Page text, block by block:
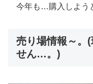
今年も…購入しよう
売り場情報～。
せん…。)